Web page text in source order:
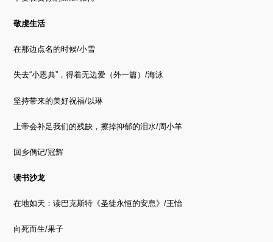
敬虔生活
在那边点名的时候/小雪
失去“小恩典”，得着无边爱（外一篇）/海泳
坚持带来的美好祝福/以琳
上帝会补足我们的残缺，擦掉抑郁的泪水/周小羊
回乡偶记/冠辉
读书沙龙
在地如天：读巴克斯特《圣徒永恒的安息》/王怡
向死而生/果子